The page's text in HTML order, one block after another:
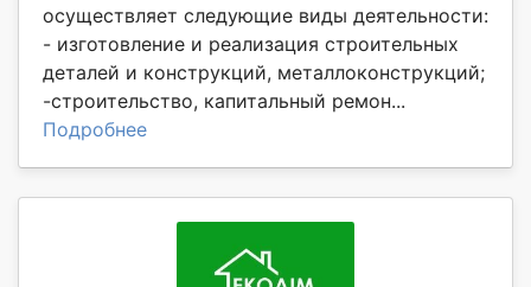
осуществляет следующие виды деятельности:
- изготовление и реализация строительных
деталей и конструкций, металлоконструкций;
-строительство, капитальный ремон...
Подробнее